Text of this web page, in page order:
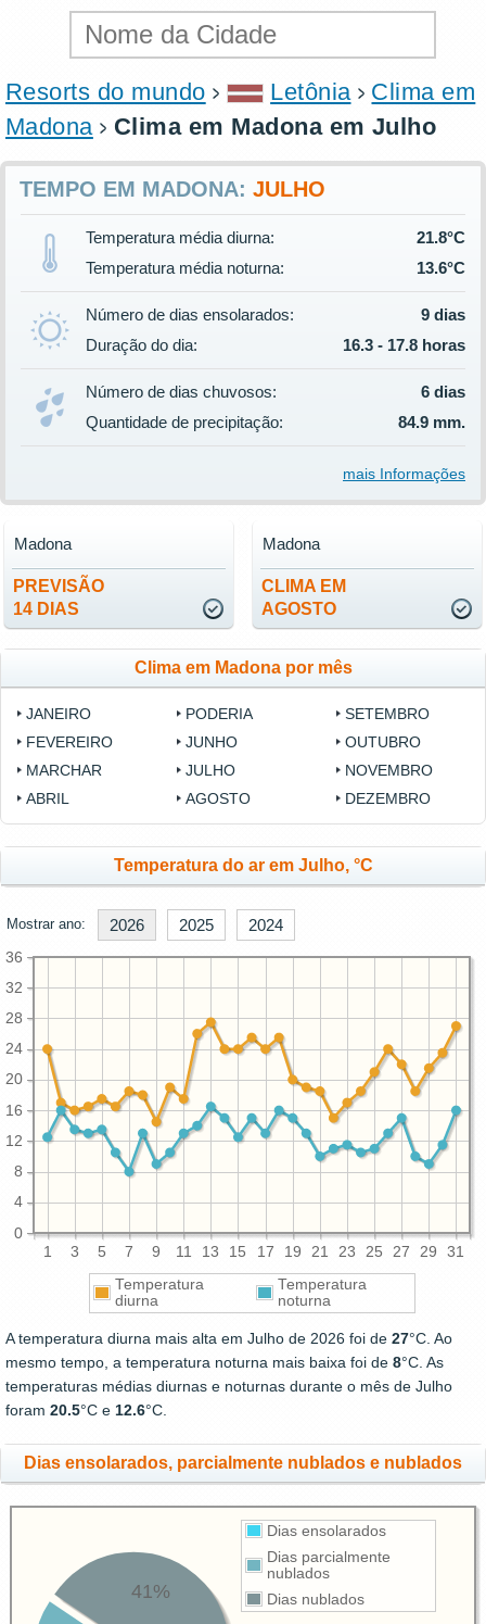
Resorts do mundo Letônia
Clima em
Madona
Clima em Madona em Julho
TEMPO EM MADONA: JULHO
Temperatura média diurna:
21.8°C
Temperatura média noturna:
13.6°C
Número de dias ensolarados:
9 dias
Duração do dia:
16.3 - 17.8 horas
Número de dias chuvosos:
6 dias
Quantidade de precipitação:
84.9 mm.
mais Informações
PREVISÃO
14 DIAS
Madona
CLIMA EM
AGOSTO
Madona
Clima em Madona por mês
JANEIRO
FEVEREIRO
MARCHAR
ABRIL
PODERIA
JUNHO
JULHO
AGOSTO
SETEMBRO
OUTUBRO
NOVEMBRO
DEZEMBRO
Temperatura do ar em Julho, °C
Mostrar ano: 2026 2025 2024
1 3 5 7 9 11 13 15 17 19 21 23 25 27 29 31
0
4
8
12
16
20
24
28
32
36
Temperatura
diurna
Temperatura
noturna
A temperatura diurna mais alta em Julho de 2026 foi de 27°C. Ao
mesmo tempo, a temperatura noturna mais baixa foi de 8°C. As
temperaturas médias diurnas e noturnas durante o mês de Julho
foram 20.5°C e 12.6°C.
Dias ensolarados, parcialmente nublados e nublados
Dias ensolarados
Dias parcialmente
nublados
Dias nublados
41%